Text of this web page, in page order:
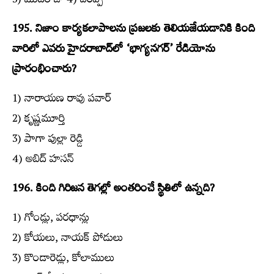
195. నిజాం కార్యకలాపాలను ప్రజలకు తెలియజేయడానికి కింది
వారిలో ఎవరు హైదరాబాద్‌లో ‘భాగ్యనగర్‌’ రేడియోను
ప్రారంభించారు?
1) నారాయణ రావు పవార్‌
2) కృష్ణమూర్తి
3) పాగా పుల్లా రెడ్డి
4) అబిద్‌ హసన్‌
196. కింది గిరిజన తెగల్లో అంతరించే స్థితిలో ఉన్నది?
1) గోండ్లు, పరధాన్లు
2) కోయలు, నాయక్‌ పోడులు
3) కొండారెడ్లు, కోలాములు